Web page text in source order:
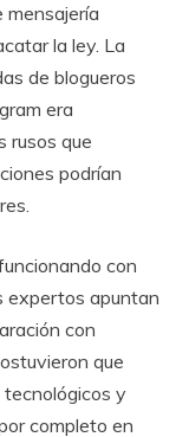
mensajería
la ley. La
de blogueros
era
rusos que
podrían
con
expertos apuntan
con
que
y
completo en